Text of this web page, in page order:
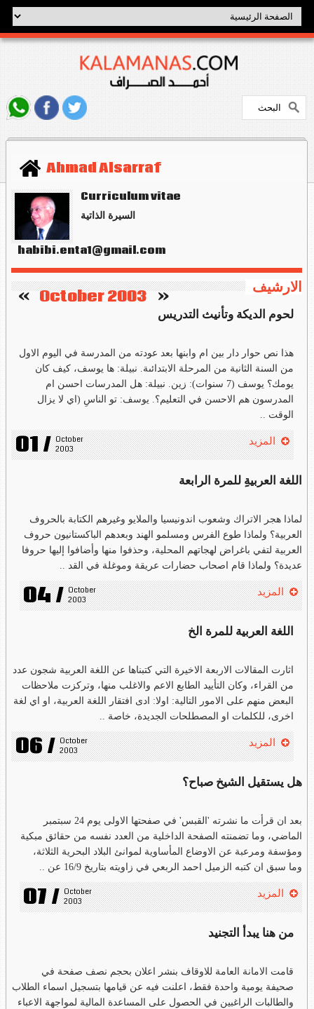
Ahmad Alsarraf
Curriculum vitae
السيرة الذاتية
habibi.enta1@gmail.com
الارشيف «
October 2003
»
لحوم الديكة وتأنيث التدريس
هذا نص حوار دار بين ام وابنها بعد عودته من المدرسة في اليوم الاول
من السنة الثانية من المرحلة الابتدائىة. نبيلة: ها يوسف، كيف كان
يومك؟ يوسف (7 سنوات): زين. نبيلة: هل المدرسات احسن ام
المدرسون هم الاحسن في التعليم؟. يوسف: تو الناسِ (اي لا يزال
الوقت ..
01 / October
2003
المزيد
اللغة العربيةِِ للمرة الرابعة
لماذا هجر الاتراك وشعوب اندونيسيا والملايو وغيرهم الكتابة بالحروف
العربية؟ ولماذا طوع الفرس ومسلمو الهند وبعدهم الباكستانيون حروف
العربية لتفي باغراض لهجاتهم المحلية، وحذفوا منها وأضافوا إليها حروفا
عديدة؟ ولماذا قام اصحاب حضارات عريقة وموغلة في القد ..
04 / October
2003
المزيد
اللغة العربية للمرة الخ
اثارت المقالات الاربعة الاخيرة التي كتبناها عن اللغة العربية شجون عدد
من القراء، وكان التأييد الطابع الاعم والاغلب منها، وتركزت ملاحظات
البعض منهم على الامور التالية: اولا: ادى افتقار اللغة العربية، او اي لغة
اخرى، للكلمات او المصطلحات الجديدة، خاصة ..
06 / October
2003
المزيد
هل يستقيل الشيخ صباح؟
بعد ان قرأت ما نشرته 'القبس' في صفحتها الاولى يوم 24 سبتمبر
الماضي، وما تضمنته الصفحة الداخلية من العدد نفسه من حقائق مبكية
ومؤسفة ومرعبة عن الاوضاع المأساوية لموانئ البلاد البحرية الثلاثة،
وما سبق ان كتبه الزميل احمد الربعي في زاويته بتاريخ 16/9 عن ..
07 / October
2003
المزيد
من هنا يبدأ التجنيد
قامت الامانة العامة للاوقاف بنشر اعلان بحجم نصف صفحة في
صحيفة يومية واحدة فقط، اعلنت فيه عن قيامها بتسجيل اسماء الطلاب
والطالبات الراغبين في الحصول على المساعدة المالية لمواجهة الاعباء